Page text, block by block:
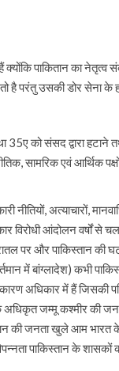
हैं क्योंकि पाकितान का
है परंतु उसकी डोर सेना के
को संसद द्वारा हटाने
सामरिक एवं आर्थिक
नीतियों, अत्याचारों,
विरोधी आंदोलन वर्षों
पर और पाकिस्तान
में बांग्लादेश)
अधिकार में हैं जिसकी
जम्मू कश्मीर की
की जनता खुले आम
पाकिस्तान के